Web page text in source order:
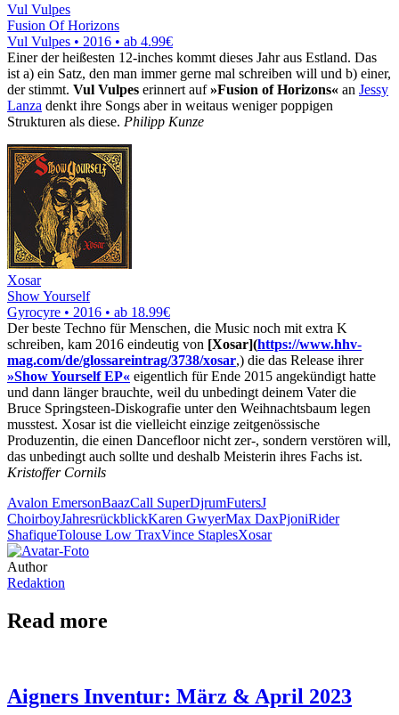
Vul Vulpes
Fusion Of Horizons
Vul Vulpes • 2016 • ab 4.99€
Einer der heißesten 12-inches kommt dieses Jahr aus Estland. Das
ist a) ein Satz, den man immer gerne mal schreiben will und b) einer,
der stimmt. Vul Vulpes erinnert auf»Fusion of Horizons« an Jessy
Lanza denkt ihre Songs aber in weitaus weniger poppigen
Strukturen als diese. Philipp Kunze
Xosar
Show Yourself
Gyrocyre • 2016 • ab 18.99€
Der beste Techno für Menschen, die Music noch mit extra K
schreiben, kam 2016 eindeutig von [Xosar](https://www.hhv-
mag.com/de/glossareintrag/3738/xosar,) die das Release ihrer
»Show Yourself EP« eigentlich für Ende 2015 angekündigt hatte
und dann länger brauchte, weil du unbedingt deinem Vater die
Bruce Springsteen-Diskografie unter den Weihnachtsbaum legen
musstest. Xosar ist die vielleicht einzige zeitgenössische
Produzentin, die einen Dancefloor nicht zer-, sondern verstören will,
das unbedingt auch sollte und deshalb Meisterin ihres Fachs ist.
Kristoffer Cornils
Avalon EmersonBaazCall SuperDjrumFutersJ
ChoirboyJahresrückblickKaren GwyerMax DaxPjoniRider
ShafiqueTolouse Low TraxVince StaplesXosar
Author
Redaktion
Read more
Aigners Inventur: März & April 2023